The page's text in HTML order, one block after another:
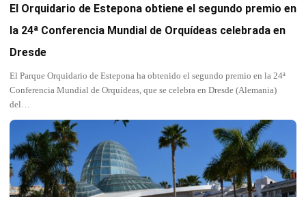
El Orquidario de Estepona obtiene el segundo premio en
la 24ª Conferencia Mundial de Orquídeas celebrada en
Dresde
El Parque Orquidario de Estepona ha obtenido el segundo premio en la 24ª
Conferencia Mundial de Orquídeas, que se celebra en Dresde (Alemania)
del…